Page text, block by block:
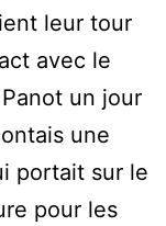
leur tour
avec le
un jour
une
portait sur le
pour les